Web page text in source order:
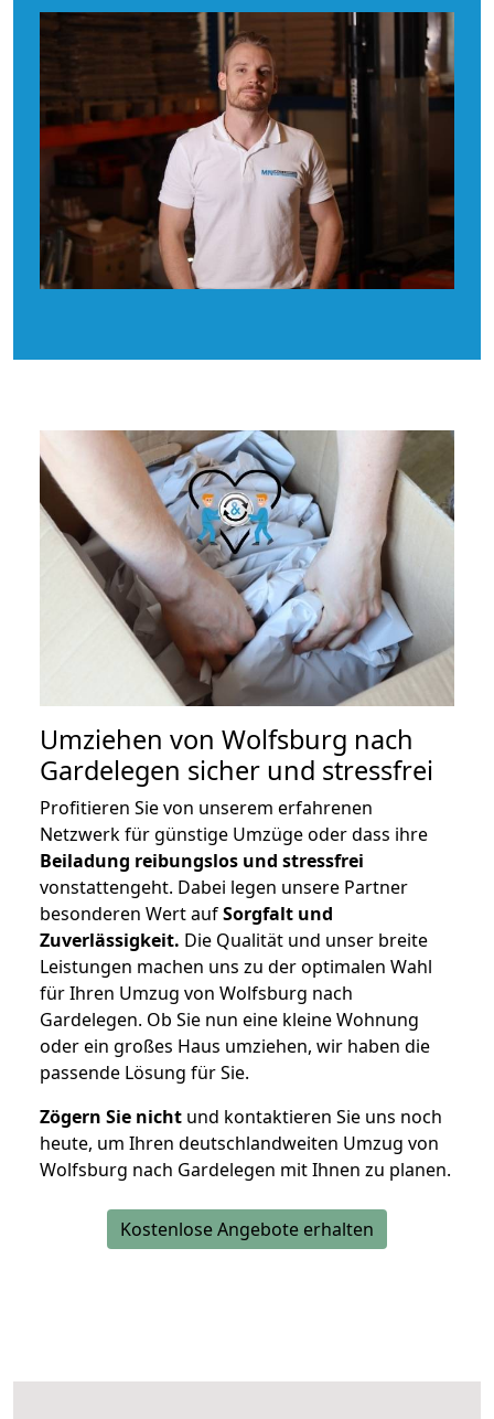
Umziehen von Wolfsburg nach
Gardelegen sicher und stressfrei
Profitieren Sie von unserem erfahrenen
Netzwerk für günstige Umzüge oder dass ihre
Beiladung reibungslos und stressfrei
vonstattengeht. Dabei legen unsere Partner
besonderen Wert aufSorgfalt und
Zuverlässigkeit. Die Qualität und unser breite
Leistungen machen uns zu der optimalen Wahl
für Ihren Umzug von Wolfsburg nach
Gardelegen. Ob Sie nun eine kleine Wohnung
oder ein großes Haus umziehen, wir haben die
passende Lösung für Sie.
Zögern Sie nicht und kontaktieren Sie uns noch
heute, um Ihren deutschlandweiten Umzug von
Wolfsburg nach Gardelegen mit Ihnen zu planen.
Kostenlose Angebote erhalten